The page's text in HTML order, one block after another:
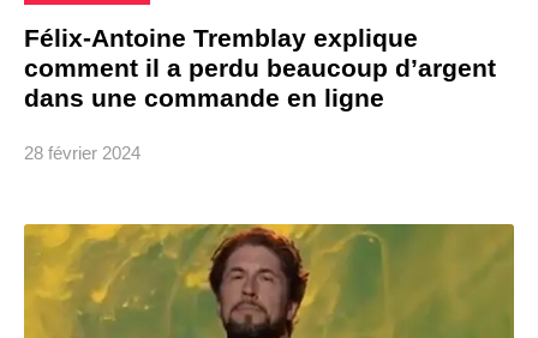
Félix-Antoine Tremblay explique
comment il a perdu beaucoup d’argent
dans une commande en ligne
28 février 2024